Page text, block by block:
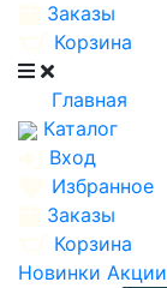
Заказы
Корзина
Главная
Каталог
Вход
Избранное
Заказы
Корзина
Новинки Акции